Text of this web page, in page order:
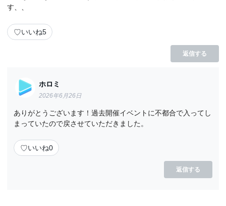
す、、
♡いいね5
返信する
ホロミ
2026年6月26日
ありがとうございます！過去開催イベントに不都合で入ってし
まっていたので戻させていただきました。
♡いいね0
返信する